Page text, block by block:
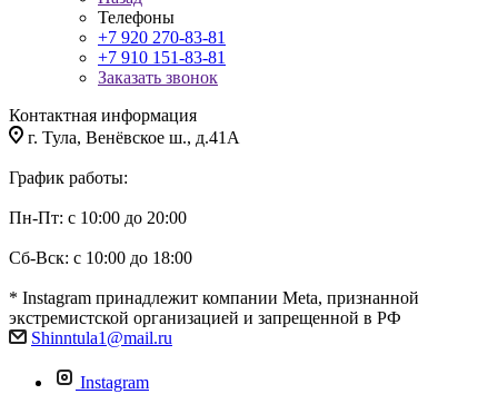
Телефоны
+7 920 270-83-81
+7 910 151-83-81
Заказать звонок
Контактная информация
г. Тула, Венёвское ш., д.41А
График работы:
Пн-Пт: с 10:00 до 20:00
Сб-Вск: с 10:00 до 18:00
* Instagram принадлежит компании Meta, признанной
экстремистской организацией и запрещенной в РФ
Shinntula1@mail.ru
Instagram